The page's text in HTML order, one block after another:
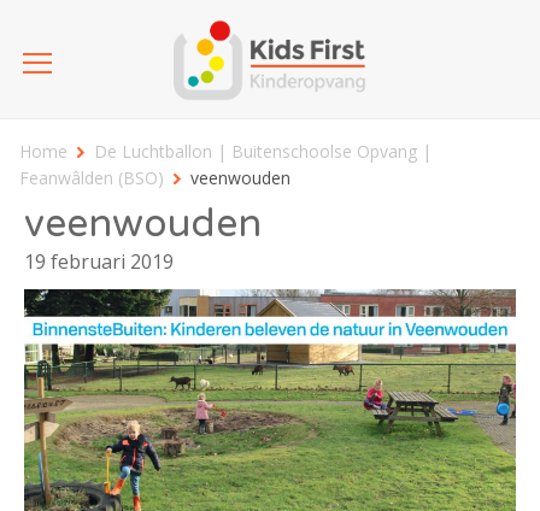
Home
De Luchtballon | Buitenschoolse Opvang |
Feanwâlden (BSO)
veenwouden
veenwouden
19 februari 2019